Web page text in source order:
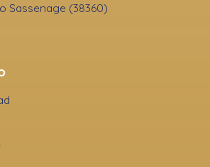
Sassenage (38360)